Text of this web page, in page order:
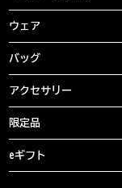
ウェア
バッグ
アクセサリー
限定品
eギフト